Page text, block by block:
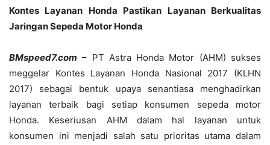
Kontes Layanan Honda Pastikan Layanan Berkualitas
Jaringan Sepeda Motor Honda
BMspeed7.com – PT Astra Honda Motor (AHM) sukses
meggelar Kontes Layanan Honda Nasional 2017 (KLHN
2017) sebagai bentuk upaya senantiasa menghadirkan
layanan terbaik bagi setiap konsumen sepeda motor
Honda. Keseriusan AHM dalam hal layanan untuk
konsumen ini menjadi salah satu prioritas utama dalam